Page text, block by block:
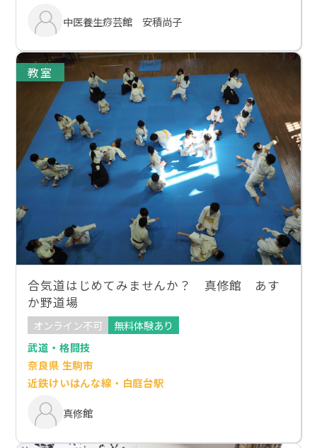
中医養生痧芸館 安積尚子
教室
合気道はじめてみませんか？ 真修館 あす
か野道場
オンライン不可
無料体験あり
武道・格闘技
奈良県 生駒市
近鉄けいはんな線・白庭台駅
真修館